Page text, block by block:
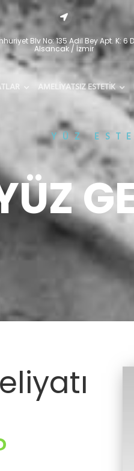
Blv No: 135 Adil Bey Apt. K: 6
Alsancak / İzmir
AMELİYATSIZ ESTETİK
YÜZ